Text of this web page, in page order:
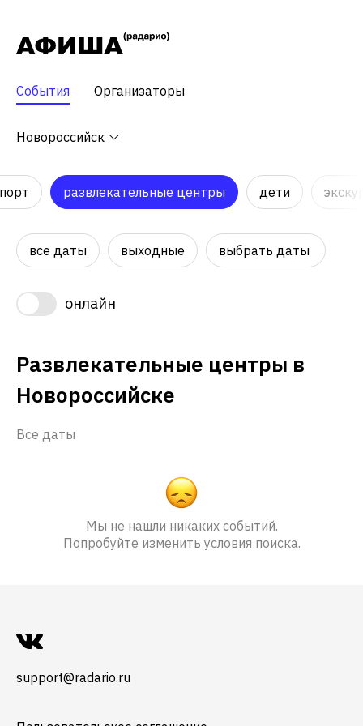
События Организаторы
Новороссийск
развлекательные центры дети
все даты выходные выбрать даты
онлайн
Развлекательные центры в
Новороссийске
Все даты
Мы не нашли никаких событий.
Попробуйте изменить условия поиска.
support@radario.ru